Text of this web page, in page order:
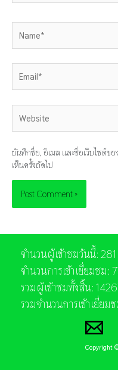
บันทึกชื่อ, อีเมล และชื่อเว็บไซต์ข
เห็นครั้งถัดไป
จำนวนผู้เข้าชมวันนี้: 281
จำนวนการเข้าเยี่ยมชม:
รวมผู้เข้าชมทั้งสิ้น:
รวมจำนวนการเข้าเยี่ย
Copyright